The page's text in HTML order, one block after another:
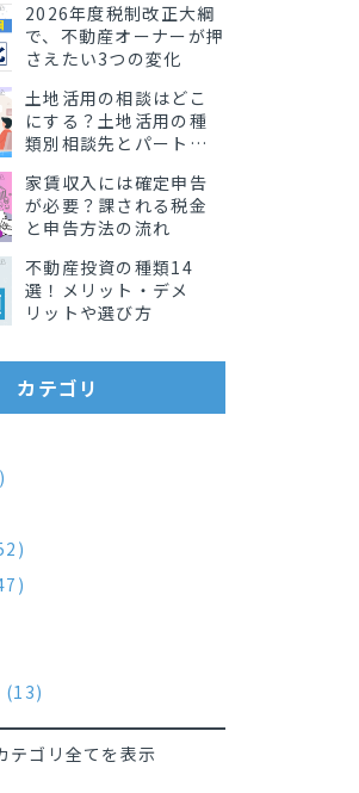
実務ポイント〜
2026年度税制改正大綱
で、不動産オーナーが押
さえたい3つの変化
土地活用の相談はどこ
にする？土地活用の種
類別相談先とパート
家賃収入には確定申告
が必要？課される税金
と申告方法の流れ
不動産投資の種類14
選！メリット・デメ
リットや選び方
カテゴリ
(13)
テゴリ全てを表示